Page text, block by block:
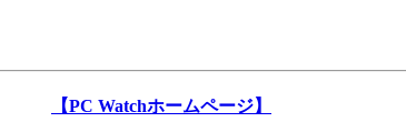
【PC Watchホームページ】